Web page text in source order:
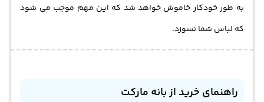
به طور خودکار خاموش خواهد شد که این مهم موجب می شود
که لباس شما نسوزد.
راهنمای خرید از بانه مارکت